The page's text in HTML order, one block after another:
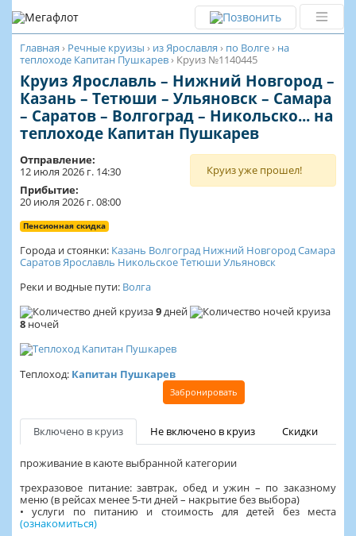
Главная › Речные круизы › из Ярославля › по Волге› на
теплоходе Капитан Пушкарев› Круиз №1140445
Круиз Ярославль – Нижний Новгород –
Казань – Тетюши – Ульяновск – Самара
– Саратов – Волгоград – Никольско... на
теплоходе Капитан Пушкарев
Отправление:
12 июля 2026 г. 14:30
Прибытие:
20 июля 2026 г. 08:00
Пенсионная скидка
Круиз уже прошел!
Города и стоянки: Казань Волгоград Нижний НовгородСамара
СаратовЯрославль НикольскоеТетюши Ульяновск
Реки и водные пути: Волга
9дней
8 ночей
Теплоход: Капитан Пушкарев
Забронировать
Включено в круиз Не включено в круиз Скидки
проживание в каюте выбранной категории
трехразовое питание: завтрак, обед и ужин – по заказному
меню (в рейсах менее 5-ти дней – накрытие без выбора)
• услуги по питанию и стоимость для детей без места
(ознакомиться)